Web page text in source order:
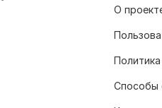
О
Способы